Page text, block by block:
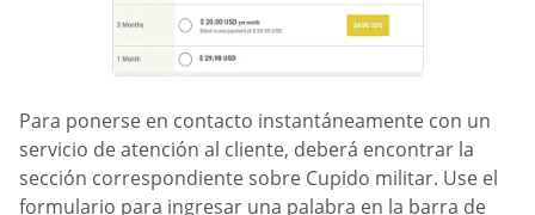
Para ponerse en contacto instantáneamente con un
servicio de atención al cliente, deberá encontrar la
sección correspondiente sobre Cupido militar. Use el
formulario para ingresar una palabra en la barra de